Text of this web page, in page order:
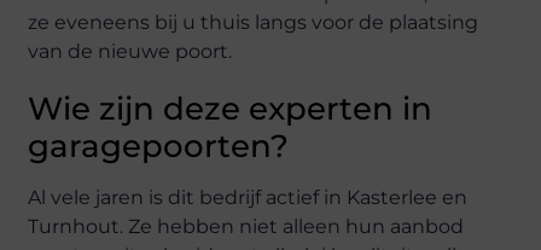
ze eveneens bij u thuis langs voor de plaatsing
van de nieuwe poort.
Wie zijn deze experten in
garagepoorten?
Al vele jaren is dit bedrijf actief in Kasterlee en
Turnhout. Ze hebben niet alleen hun aanbod